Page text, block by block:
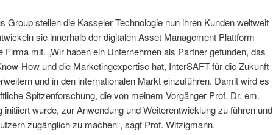
Group stellen die Kasseler Technologie nun ihren Kunden weltweit
sie innerhalb der digitalen Asset Management Plattform
Firma mit. „Wir haben ein Unternehmen als Partner gefunden, das
How und die Marketingexpertise hat, InterSAFT für die Zukunft
und in den internationalen Markt einzuführen. Damit wird es
Spitzenforschung, die von meinem Vorgänger Prof. Dr. em.
initiiert wurde, zur Anwendung und Weiterentwicklung zu führen und
zugänglich zu machen“, sagt Prof. Witzigmann.